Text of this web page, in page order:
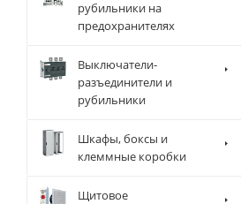
рубильники на
предохранителях
Выключатели-
разъединители и
рубильники
Шкафы, боксы и
клеммные коробки
Щитовое